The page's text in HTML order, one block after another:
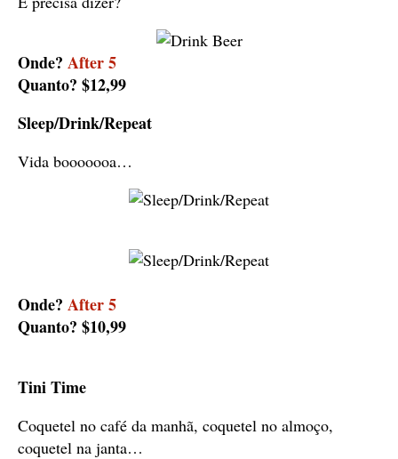
Onde? After 5
Quanto? $12,99
Sleep/Drink/Repeat
Vida booooooa…
Onde? After 5
Quanto? $10,99
Tini Time
Coquetel no café da manhã, coquetel no almoço,
coquetel na janta…